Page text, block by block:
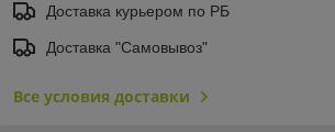
Доставка курьером по РБ
Доставка "Самовывоз"
Все условия доставки